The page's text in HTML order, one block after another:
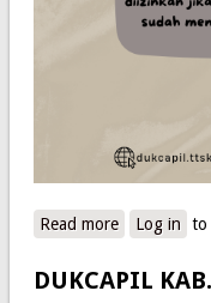
Read moreabout Batas
Log in to
DUKCAPIL